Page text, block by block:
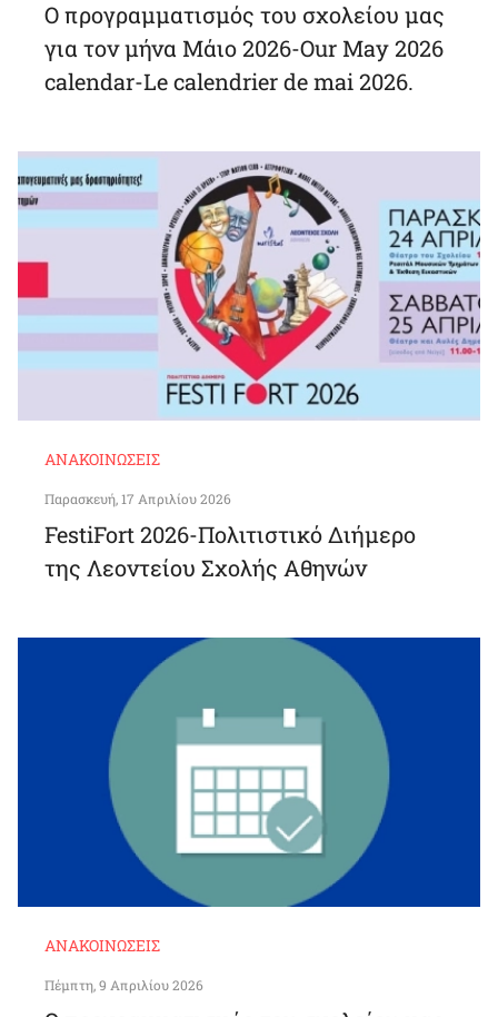
O προγραμματισμός του σχολείου μας
για τον μήνα Μάιο 2026-Our May 2026
calendar-Le calendrier de mai 2026.
ΑΝΑΚΟΙΝΏΣΕΙΣ
Παρασκευή, 17 Απριλίου 2026
FestiFort 2026-Πολιτιστικό Διήμερο
της Λεοντείου Σχολής Αθηνών
ΑΝΑΚΟΙΝΏΣΕΙΣ
Πέμπτη, 9 Απριλίου 2026